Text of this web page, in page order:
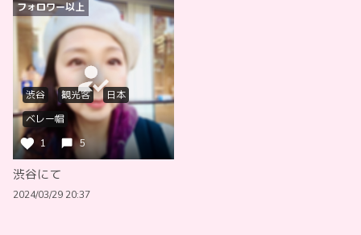
フォロワー以上
渋谷 観光客
日本
ベレー帽
1
5
渋谷にて
2024/03/29 20:37